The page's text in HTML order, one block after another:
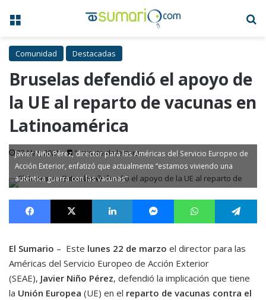
Menú
Comunidad Destacadas
Bruselas defendió el apoyo de
la UE al reparto de vacunas en
Latinoamérica
23 Mar, 2021 1 minuto de lectura
Javier Niño Pérez, director para las Américas del Servicio Europeo de
Acción Exterior, enfatizó que actualmente “estamos viviendo una
auténtica guerra con las vacunas”
Facebook X LinkedIn MessengerWhatsApp
El Sumario – Este lunes 22 de marzo el director para las
Américas del Servicio Europeo de Acción Exterior
(SEAE), Javier Niño Pérez, defendió la implicación que tiene
la Unión Europea (UE) en el reparto de vacunas contra el